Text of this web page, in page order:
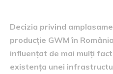
Decizia privind
producție GWM în
influențat de mai mulți
existența unei